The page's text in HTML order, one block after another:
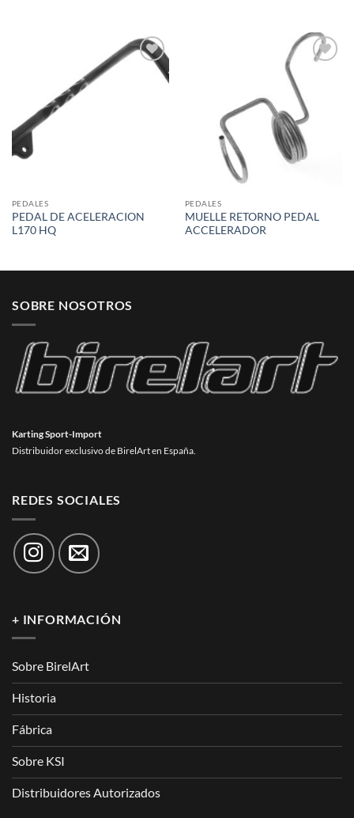
Add to
PEDALES
PEDAL DE ACELERACION
L170 HQ
PEDALES
MUELLE RETORNO PEDAL
ACCELERADOR
SOBRE NOSOTROS
Karting Sport-Import
Distribuidor exclusivo de BirelArt en España.
REDES SOCIALES
+ INFORMACIÓN
Sobre BirelArt
Historia
Fábrica
Sobre KSI
Distribuidores Autorizados